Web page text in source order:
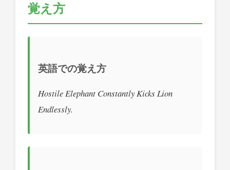
覚え方
英語での覚え方
Hostile Elephant Constantly Kicks Lion
Endlessly.